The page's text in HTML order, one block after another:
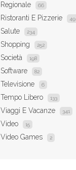
Regionale 66
Ristoranti E Pizzerie 49
Salute 234
Shopping 252
Società 198
Software 82
Televisione 6
Tempo Libero 133
Viaggi E Vacanze 341
Video 15
Video Games 2